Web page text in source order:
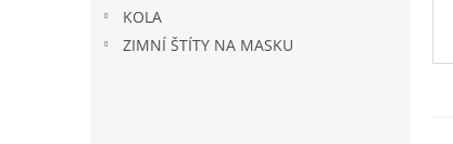
KOLA
ZIMNÍ ŠTÍTY NA MASKU